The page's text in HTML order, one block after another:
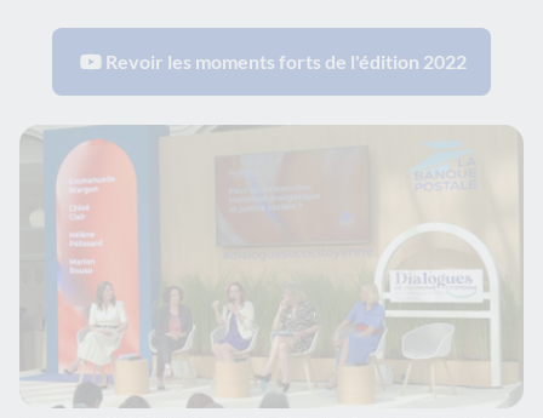
Revoir les moments forts de l'édition 2022